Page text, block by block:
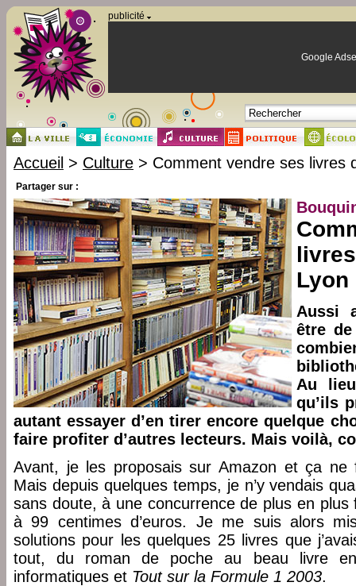
publicité
Google
Accueil > Culture > Comment vendre ses livres
Partager sur :
Lyon
Aussi
être
Au
qu’ils
autant essayer d’en tirer encore quelque
faire profiter d’autres lecteurs. Mais voilà,
Avant, je les proposais sur Amazon et ça ne
Mais depuis quelques temps, je n’y vendais
sans doute, à une concurrence de plus en plus
à 99 centimes d’euros. Je me suis alors
solutions pour les quelques 25 livres que
tout, du roman de poche au beau livre
informatiques et Tout sur la Formule 1 2003.
Panneau de gestion des cookies